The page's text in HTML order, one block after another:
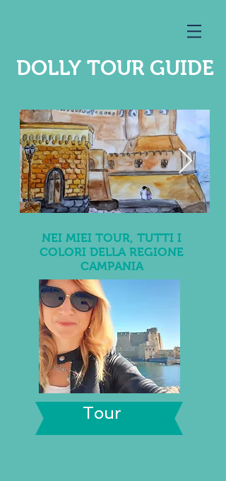
DOLLY TOUR GUIDE
NEI MIEI TOUR, TUTTI I
COLORI DELLA REGIONE
CAMPANIA
Tour